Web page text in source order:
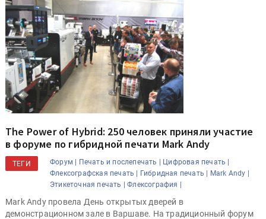
The Power of Hybrid: 250 человек приняли участие
в форуме по гибридной печати Mark Andy
ТЕГИ Форум | Печать и послепечать |
Цифровая печать |
Флексографская печать |
Гибридная печать |
Mark Andy |
Этикеточная печать |
Флексография |
Mark Andy провела День открытых дверей в
демонстрационном зале в Варшаве. На традиционный форум